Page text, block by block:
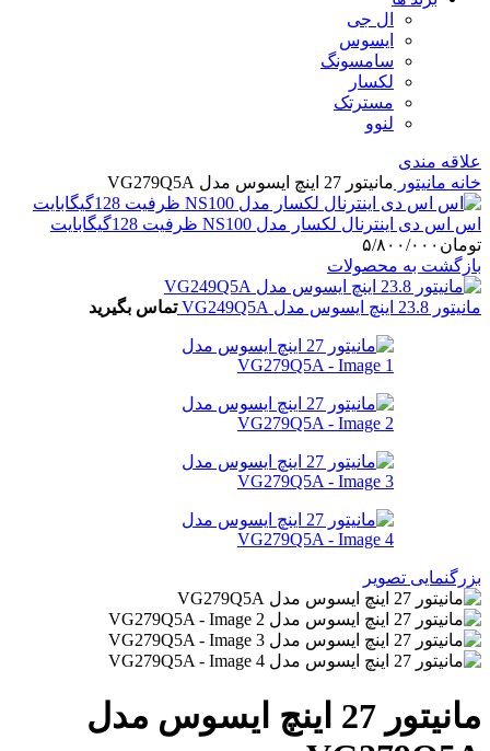
ال جی
ایسوس
سامسونگ
لکسار
مسترتک
لنوو
علاقه مندی
خانه مانیتور مانیتور 27 اینچ ایسوس مدل VG279Q5A
اس اس دی اینترنال لکسار مدل NS100 ظرفیت 128گیگابایت
تومان ۵/۸۰۰/۰۰۰
بازگشت به محصولات
مانیتور 23.8 اینچ ایسوس مدل VG249Q5A تماس بگیرید
بزرگنمایی تصویر
مانیتور 27 اینچ ایسوس مدل